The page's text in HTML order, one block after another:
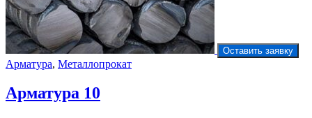
Оставить заявку
Арматура, Металлопрокат
Арматура 10